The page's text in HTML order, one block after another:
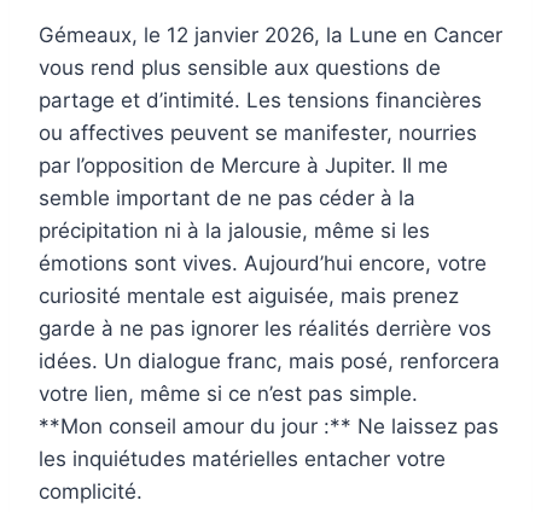
Gémeaux, le 12 janvier 2026, la Lune en Cancer
vous rend plus sensible aux questions de
partage et d’intimité. Les tensions financières
ou affectives peuvent se manifester, nourries
par l’opposition de Mercure à Jupiter. Il me
semble important de ne pas céder à la
précipitation ni à la jalousie, même si les
émotions sont vives. Aujourd’hui encore, votre
curiosité mentale est aiguisée, mais prenez
garde à ne pas ignorer les réalités derrière vos
idées. Un dialogue franc, mais posé, renforcera
votre lien, même si ce n’est pas simple.
**Mon conseil amour du jour :** Ne laissez pas
les inquiétudes matérielles entacher votre
complicité.